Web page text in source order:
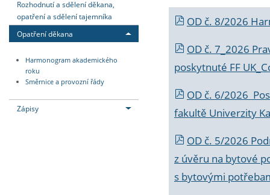
Rozhodnutí a sdělení děkana,
opatření a sdělení tajemníka
Opatření děkana
Harmonogram akademického
roku
Směrnice a provozní řády
Zápisy
OD č. 8/2026
OD č. 7_2026
poskytnuté FF
OD č. 6/2026
fakultě Univerzity
OD č. 5/2026
z úvěru na bytové
s bytovými